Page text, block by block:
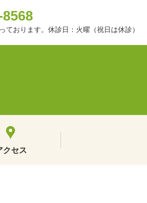
ております。休診日：火曜（祝日は休診）
クセス